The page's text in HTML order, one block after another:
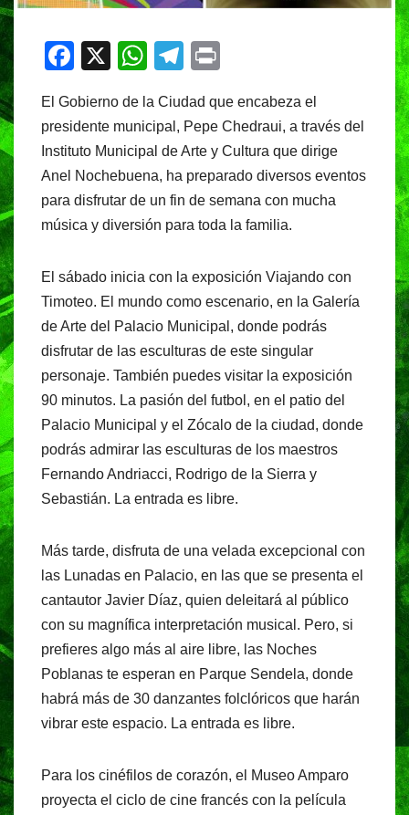
F
c
e
b
o
o
X
W
at
s
A
p
p
T
e
gr
a
m
t
El Gobierno de la Ciudad que encabeza el
presidente municipal, Pepe Chedraui, a través del
Instituto Municipal de Arte y Cultura que dirige
Anel Nochebuena, ha preparado diversos eventos
para disfrutar de un fin de semana con mucha
música y diversión para toda la familia.
El sábado inicia con la exposición Viajando con
Timoteo. El mundo como escenario, en la Galería
de Arte del Palacio Municipal, donde podrás
disfrutar de las esculturas de este singular
personaje. También puedes visitar la exposición
90 minutos. La pasión del futbol, en el patio del
Palacio Municipal y el Zócalo de la ciudad, donde
podrás admirar las esculturas de los maestros
Fernando Andriacci, Rodrigo de la Sierra y
Sebastián. La entrada es libre.
Más tarde, disfruta de una velada excepcional con
las Lunadas en Palacio, en las que se presenta el
cantautor Javier Díaz, quien deleitará al público
con su magnífica interpretación musical. Pero, si
prefieres algo más al aire libre, las Noches
Poblanas te esperan en Parque Sendela, donde
habrá más de 30 danzantes folclóricos que harán
vibrar este espacio. La entrada es libre.
Para los cinéfilos de corazón, el Museo Amparo
proyecta el ciclo de cine francés con la película